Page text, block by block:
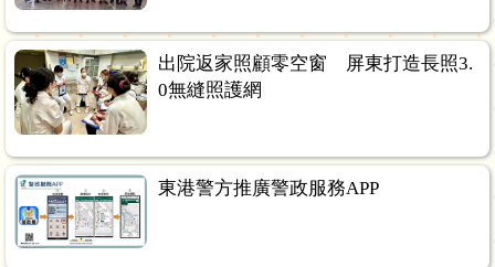
出院返家照顧零空窗 屏東打造長照3.
0無縫照護網
東港警方推廣警政服務APP